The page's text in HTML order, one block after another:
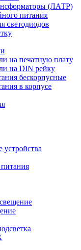
(ЛАТР)
питания
светодиодов
на печатную плату
на DIN рейку
бескорпусные
в корпусе